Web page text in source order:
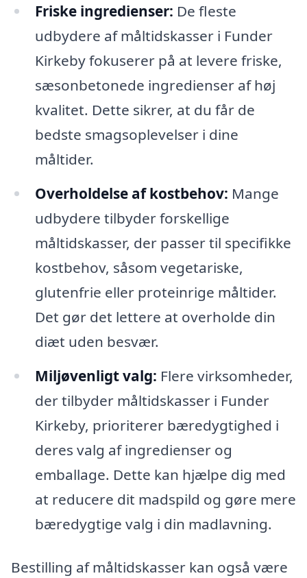
Friske ingredienser: De fleste
udbydere af måltidskasser i Funder
Kirkeby fokuserer på at levere friske,
sæsonbetonede ingredienser af høj
kvalitet. Dette sikrer, at du får de
bedste smagsoplevelser i dine
måltider.
Overholdelse af kostbehov: Mange
udbydere tilbyder forskellige
måltidskasser, der passer til specifikke
kostbehov, såsom vegetariske,
glutenfrie eller proteinrige måltider.
Det gør det lettere at overholde din
diæt uden besvær.
Miljøvenligt valg: Flere virksomheder,
der tilbyder måltidskasser i Funder
Kirkeby, prioriterer bæredygtighed i
deres valg af ingredienser og
emballage. Dette kan hjælpe dig med
at reducere dit madspild og gøre mere
bæredygtige valg i din madlavning.
Bestilling af måltidskasser kan også være